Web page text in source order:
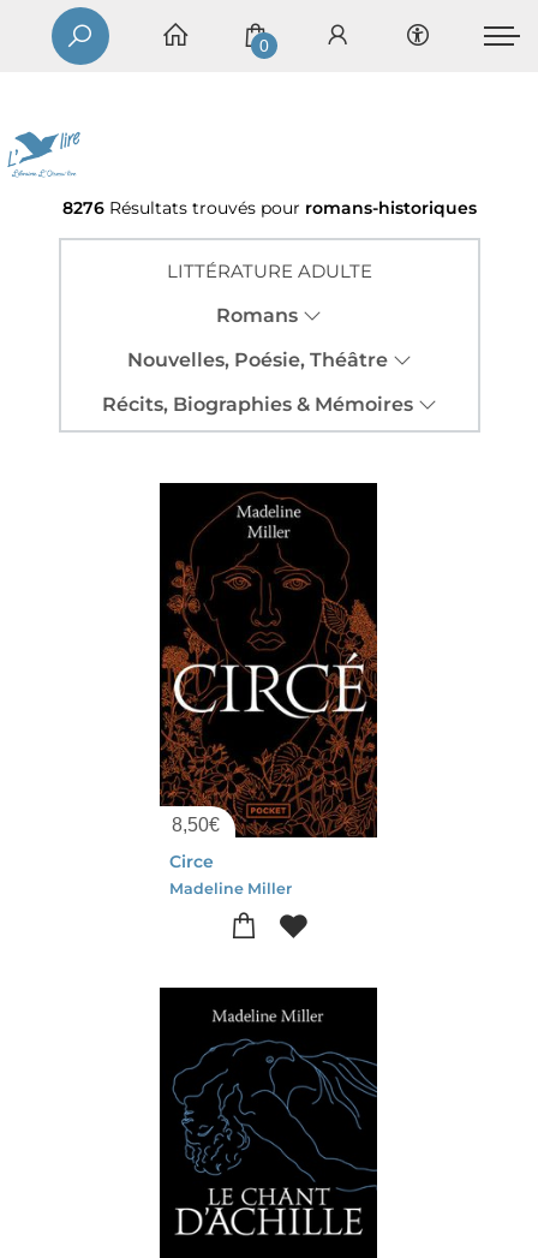
0
8276 Résultats trouvés pour romans-historiques
LITTÉRATURE ADULTE
Romans
Nouvelles, Poésie, Théâtre
Récits, Biographies & Mémoires
8,50€
Circe
Madeline Miller